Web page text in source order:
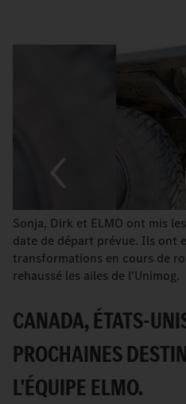
Sonja, Dirk et ELMO ont mis
date de départ prévue. Ils ont
transformations en cours de
rehaussé les ailes de l'Unimog.
CANADA, ÉTATS-
PROCHAINES
L'ÉQUIPE ELMO.